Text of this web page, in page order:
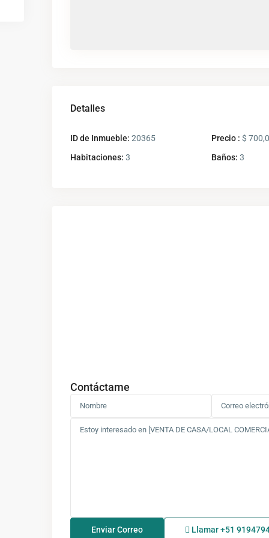
Detalles
ID de Inmueble: 20365 Precio : $
Habitaciones: 3 Baños: 3
Contáctame
Llamar+51